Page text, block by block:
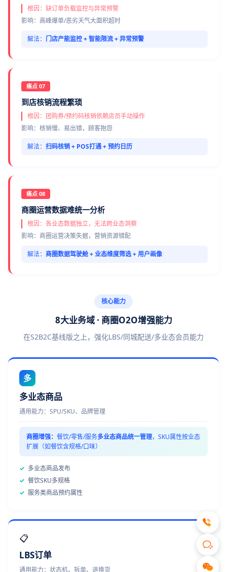
根因：缺订单负载监控与异常预警
影响：高峰爆单/恶劣天气大面积超时
解法： 门店产能监控 + 智能限流 + 异常预警
痛点 07
到店核销流程繁琐
根因：团购券/预约码核销依赖店员手动操作
影响：核销慢、易出错，顾客抱怨
解法： 扫码核销 + POS打通 + 预约日历
痛点 08
商圈运营数据难统一分析
根因：各业态数据独立，无法跨业态洞察
影响：商圈运营决策失据，营销资源错配
解法： 商圈数据驾驶舱 + 业态维度筛选 + 用户画像
核心能力
8大业务域 · 商圈O2O增强能力
在S2B2C基线版之上，强化LBS/同城配送/多业态会员能力
多
多业态商品
通用能力：SPU/SKU、品牌管理
商圈增强： 餐饮/零售/服务多业态商品统一管理，SKU属性按业态
扩展（如餐饮含规格/口味）
✓ 多业态商品发布
✓ 餐饮SKU多规格
✓ 服务类商品预约属性
📋
LBS订单
通用能力：状态机、拆单、退换货